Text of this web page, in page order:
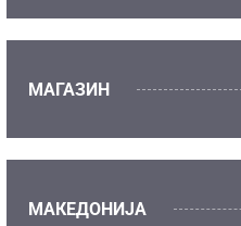
МАГАЗИН
МАКЕДОНИЈА